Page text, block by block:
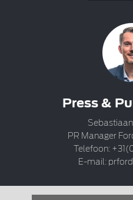
Press &
Sebastiaan
PR Manager
Telefoon:
E-mail: